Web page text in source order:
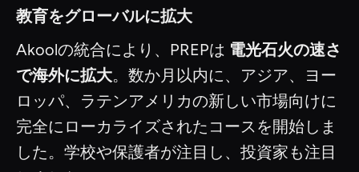
教育をグローバルに拡大
Akoolの統合により、PREPは 電光石火の速さ
で海外に拡大。数か月以内に、アジア、ヨー
ロッパ、ラテンアメリカの新しい市場向けに
完全にローカライズされたコースを開始しま
した。学校や保護者が注目し、投資家も注目